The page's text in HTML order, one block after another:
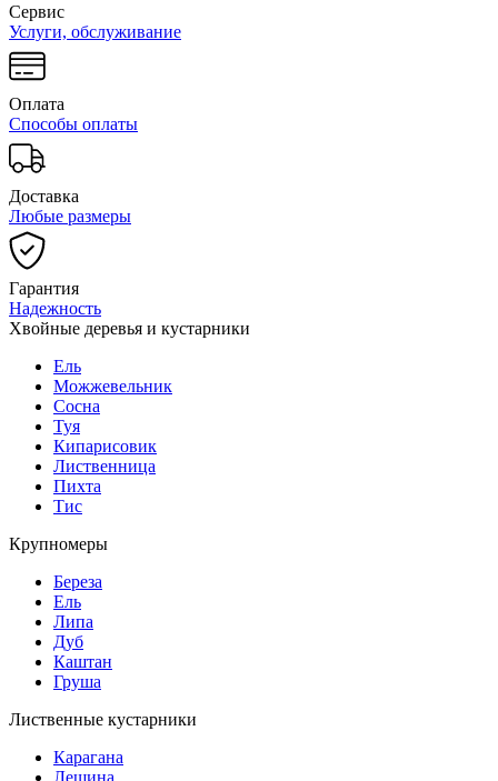
Сервис
Услуги, обслуживание
Оплата
Способы оплаты
Доставка
Любые размеры
Гарантия
Надежность
Хвойные деревья и кустарники
Ель
Можжевельник
Сосна
Туя
Кипарисовик
Лиственница
Пихта
Тис
Крупномеры
Береза
Ель
Липа
Дуб
Каштан
Груша
Лиственные кустарники
Карагана
Лещина